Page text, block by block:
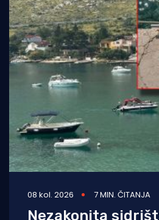
08 kol. 2026 7 MIN. ČITANJA
Nezakonita